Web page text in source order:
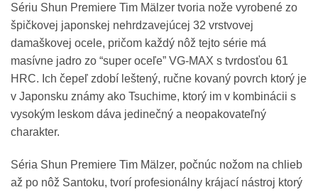
Sériu Shun Premiere Tim Mälzer tvoria nože vyrobené zo
špičkovej japonskej nehrdzavejúcej 32 vrstvovej
damaškovej ocele, pričom každý nôž tejto série má
masívne jadro zo “super oceľe” VG-MAX s tvrdosťou 61
HRC. Ich čepeľ zdobí leštený, ručne kovaný povrch ktorý je
v Japonsku známy ako Tsuchime, ktorý im v kombinácii s
vysokým leskom dáva jedinečný a neopakovateľný
charakter.
Séria Shun Premiere Tim Mälzer, počnúc nožom na chlieb
až po nôž Santoku, tvorí profesionálny krájací nástroj ktorý